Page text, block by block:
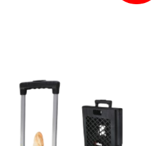
כלי הגשה ואירוח
קפה ותה
גיפט קארד
כלי בית